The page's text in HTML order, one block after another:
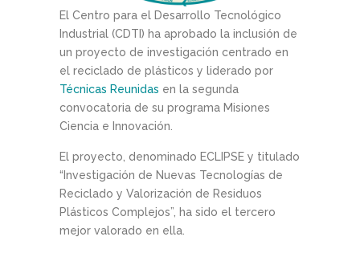
El Centro para el Desarrollo Tecnológico
Industrial (CDTI) ha aprobado la inclusión de
un proyecto de investigación centrado en
el reciclado de plásticos y liderado por
Técnicas Reunidas en la segunda
convocatoria de su programa Misiones
Ciencia e Innovación.
El proyecto, denominado ECLIPSE y titulado
“Investigación de Nuevas Tecnologías de
Reciclado y Valorización de Residuos
Plásticos Complejos”, ha sido el tercero
mejor valorado en ella.